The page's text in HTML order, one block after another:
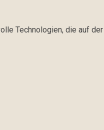
Technologien, die auf